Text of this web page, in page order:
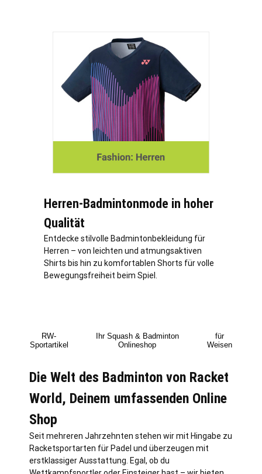
Herren-Badmintonmode in hoher
Qualität
Entdecke stilvolle Badmintonbekleidung für
Herren – von leichten und atmungsaktiven
Shirts bis hin zu komfortablen Shorts für volle
Bewegungsfreiheit beim Spiel.
RW-
Sportartikel
Ihr Squash & Badminton
Onlineshop
für
Weisen
Die Welt des Badminton von Racket
World, Deinem umfassenden Online
Shop
Seit mehreren Jahrzehnten stehen wir mit Hingabe zu
Racketsportarten für Padel und überzeugen mit
erstklassiger Ausstattung. Egal, ob du